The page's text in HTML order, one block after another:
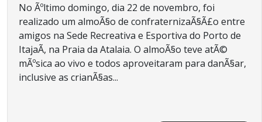
No Ãºltimo domingo, dia 22 de novembro, foi
realizado um almoÃ§o de confraternizaÃ§Ã£o entre
amigos na Sede Recreativa e Esportiva do Porto de
ItajaÃ­, na Praia da Atalaia. O almoÃ§o teve atÃ©
mÃºsica ao vivo e todos aproveitaram para danÃ§ar,
inclusive as crianÃ§as...